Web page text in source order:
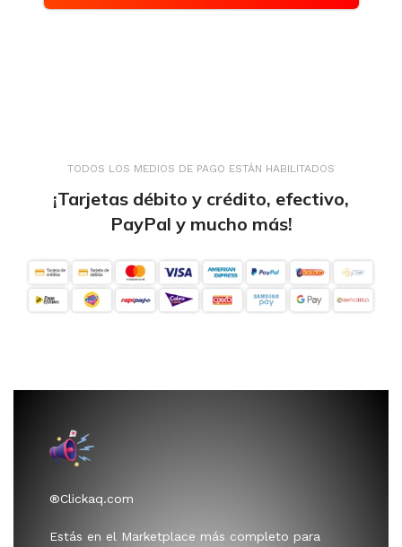
TODOS LOS MEDIOS DE PAGO ESTÁN HABILITADOS
¡Tarjetas débito y crédito, efectivo,
PayPal y mucho más!
®Clickaq.com
Estás en el Marketplace más completo para